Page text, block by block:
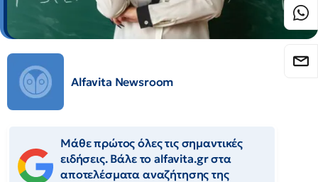
Alfavita Newsroom
Μάθε πρώτος όλες τις σημαντικές
ειδήσεις. Βάλε το alfavita.gr στα
αποτελέσματα αναζήτησης της